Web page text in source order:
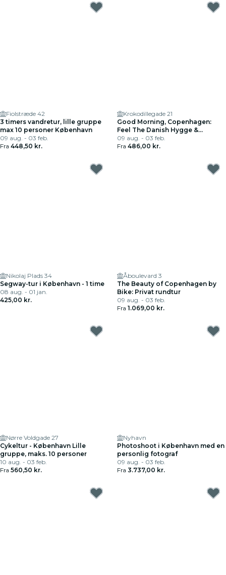
Fiolstræde 42
3 timers vandretur, lille gruppe
max 10 personer København
09 aug. - 03 feb.
Fra 448,50 kr.
Krokodillegade 21
Good Morning, Copenhagen:
Feel The Danish Hygge &
Happiness
09 aug. - 03 feb.
Fra 486,00 kr.
Nikolaj Plads 34
Segway-tur i København - 1 time
08 aug. - 01 jan.
425,00 kr.
Åboulevard 3
The Beauty of Copenhagen by
Bike: Privat rundtur
09 aug. - 03 feb.
Fra 1.069,00 kr.
Nørre Voldgade 27
Cykeltur - København Lille
gruppe, maks. 10 personer
10 aug. - 03 feb.
Fra 560,50 kr.
Nyhavn
Photoshoot i København med en
personlig fotograf
09 aug. - 03 feb.
Fra 3.737,00 kr.